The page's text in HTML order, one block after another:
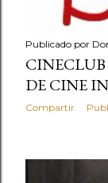
Publicado por
DE CINE
Compartir